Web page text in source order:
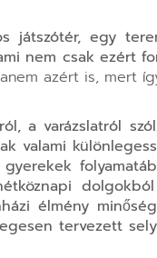
játszótér, egy
nem csak ezért
azért is, mert
a varázslatról
valami
élmény
tervezett